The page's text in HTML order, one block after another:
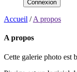
Connexion
Accueil /A propos
A propos
Cette galerie photo est